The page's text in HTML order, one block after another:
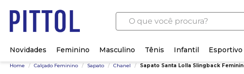
O que você procura?
Novidades Feminino Masculino Tênis Infantil Esportivo
Home / Calçado Feminino / Sapato / Chanel / Sapato Santa Lolla Slingback